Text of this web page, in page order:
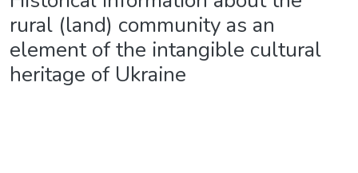
rural (land) community as an
element of the intangible cultural
heritage of Ukraine